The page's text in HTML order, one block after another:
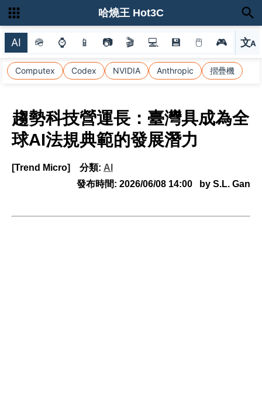
AI 🪖 ⌚ 📱 📷 🎬 💻 💾 🖱 🎮 文A
選
Computex Codex NVIDIA Anthropic 摺疊機
哈燒王 Hot3C
趨勢科技營運長：臺灣具成為全
球AI法規典範的發展潛力
[Trend Micro] 分類: AI
發布時間: 2026/06/08 14:00 by S.L. Gan